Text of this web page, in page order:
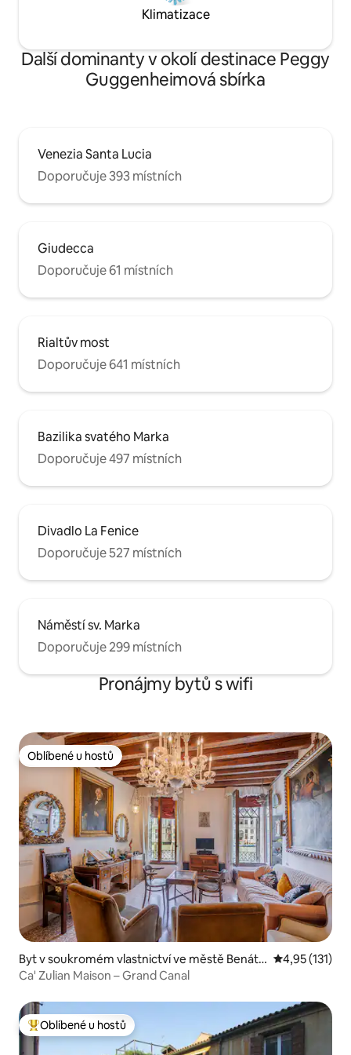
vaporetto a autobusů.
Klimatizace
Další dominanty v okolí destinace Peggy
Guggenheimová sbírka
Venezia Santa Lucia
Doporučuje 393 místních
Giudecca
Doporučuje 61 místních
Rialtův most
Doporučuje 641 místních
Bazilika svatého Marka
Doporučuje 497 místních
Divadlo La Fenice
Doporučuje 527 místních
Náměstí sv. Marka
Doporučuje 299 místních
Pronájmy bytů s wifi
Oblíbené u hostů
Oblíbené u hostů
Byt v soukromém vlastnictví ve městě Benátk
y
Průměrné
4,95 (131)
Ca' Zulian Maison – Grand Canal
Nejlepší v kategorii Oblíbené u hostů
Oblíbené u hostů